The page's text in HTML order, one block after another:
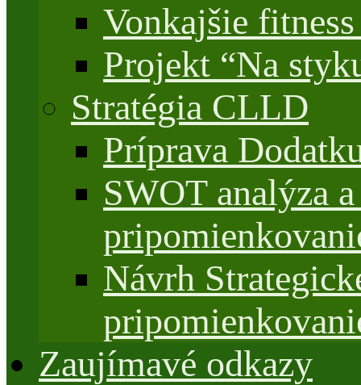
Vonkajšie
Projekt “Na
Stratégia CLLD
Príprava
SWOT analýza
Návrh
Zaujímavé odkazy